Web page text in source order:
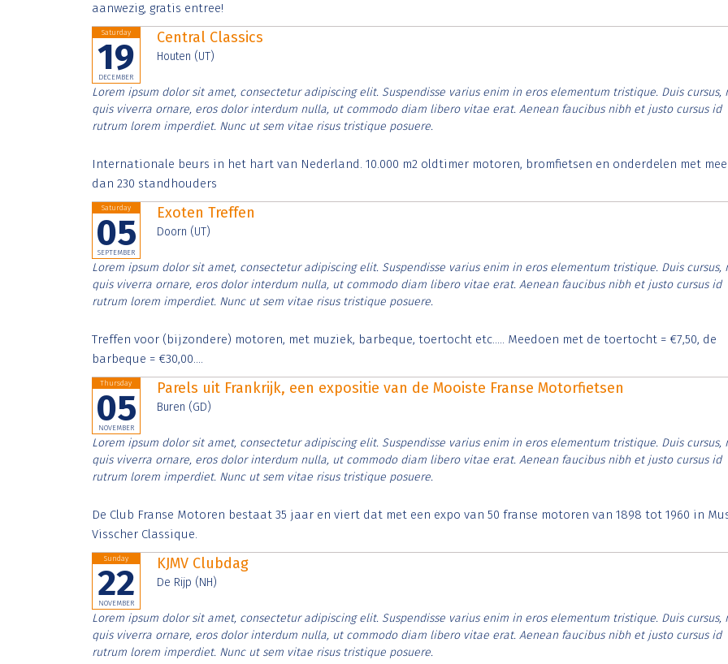
aanwezig, gratis entree!
Saturday
19
DECEMBER
Central Classics
Houten (UT)
Lorem ipsum dolor sit amet, consectetur adipiscing elit. Suspendisse varius enim in eros elementum tristique. Duis cursus,
quis viverra ornare, eros dolor interdum nulla, ut commodo diam libero vitae erat. Aenean faucibus nibh et justo cursus id
rutrum lorem imperdiet. Nunc ut sem vitae risus tristique posuere.
Internationale beurs in het hart van Nederland. 10.000 m2 oldtimer motoren, bromfietsen en onderdelen met
dan 230 standhouders
Saturday
05
SEPTEMBER
Exoten Treffen
Doorn (UT)
Lorem ipsum dolor sit amet, consectetur adipiscing elit. Suspendisse varius enim in eros elementum tristique. Duis cursus,
quis viverra ornare, eros dolor interdum nulla, ut commodo diam libero vitae erat. Aenean faucibus nibh et justo cursus id
rutrum lorem imperdiet. Nunc ut sem vitae risus tristique posuere.
Treffen voor (bijzondere) motoren, met muziek, barbeque, toertocht etc..... Meedoen met de toertocht = €7,50, de
barbeque = €30,00....
Thursday
05
NOVEMBER
Parels uit Frankrijk, een expositie van de Mooiste Franse Motorfietsen
Buren (GD)
Lorem ipsum dolor sit amet, consectetur adipiscing elit. Suspendisse varius enim in eros elementum tristique. Duis cursus,
quis viverra ornare, eros dolor interdum nulla, ut commodo diam libero vitae erat. Aenean faucibus nibh et justo cursus id
rutrum lorem imperdiet. Nunc ut sem vitae risus tristique posuere.
De Club Franse Motoren bestaat 35 jaar en viert dat met een expo van 50 franse motoren van 1898 tot 1960 in
Visscher Classique.
Sunday
22
NOVEMBER
KJMV Clubdag
De Rijp (NH)
Lorem ipsum dolor sit amet, consectetur adipiscing elit. Suspendisse varius enim in eros elementum tristique. Duis cursus,
quis viverra ornare, eros dolor interdum nulla, ut commodo diam libero vitae erat. Aenean faucibus nibh et justo cursus id
rutrum lorem imperdiet. Nunc ut sem vitae risus tristique posuere.